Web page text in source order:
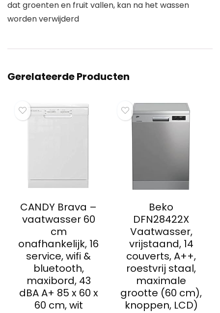
dat groenten en fruit vallen, kan na het wassen
worden verwijderd
Gerelateerde Producten
CANDY Brava –
vaatwasser 60
cm
onafhankelijk, 16
service, wifi &
bluetooth,
maxibord, 43
dBA A+ 85 x 60 x
60 cm, wit
Beko
DFN28422X
Vaatwasser,
vrijstaand, 14
couverts, A++,
roestvrij staal,
maximale
grootte (60 cm),
knoppen, LCD)